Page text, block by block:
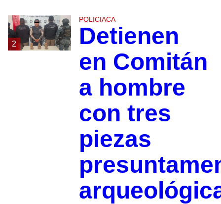
2
POLICIACA
Detienen
en Comitán
a hombre
con tres
piezas